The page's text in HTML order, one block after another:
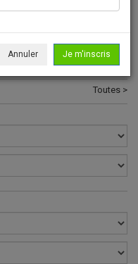
Tous >
Toutes >
Annuler Je m'inscris